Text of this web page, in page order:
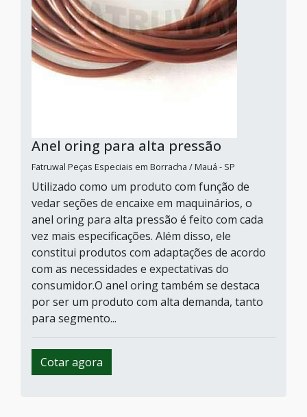
Anel oring para alta pressão
Fatruwal Peças Especiais em Borracha / Mauá - SP
Utilizado como um produto com função de
vedar seções de encaixe em maquinários, o
anel oring para alta pressão é feito com cada
vez mais especificações. Além disso, ele
constitui produtos com adaptações de acordo
com as necessidades e expectativas do
consumidor.O anel oring também se destaca
por ser um produto com alta demanda, tanto
para segmento...
Cotar agora